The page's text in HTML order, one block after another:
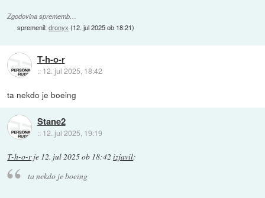
Zgodovina sprememb…
spremenil:dronyx (12. jul 2025 ob 18:21)
T-h-o-r
:: 12. jul 2025, 18:42
ta nekdo je boeing
Stane2
:: 12. jul 2025, 19:19
T-h-o-rje 12. jul 2025 ob 18:42 izjavil:
ta nekdo je boeing